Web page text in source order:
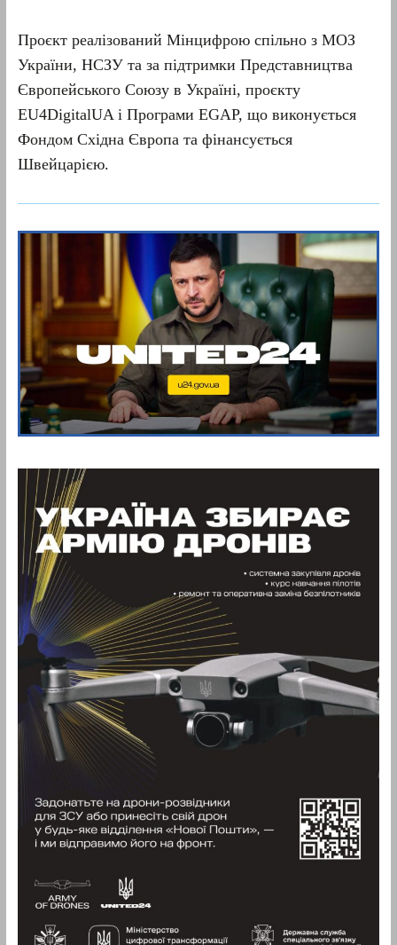
Проєкт реалізований Мінцифрою спільно з МОЗ
України, НСЗУ та за підтримки Представництва
Європейського Союзу в Україні, проєкту
EU4DigitalUA і Програми EGAP, що виконується
Фондом Східна Європа та фінансується
Швейцарією.